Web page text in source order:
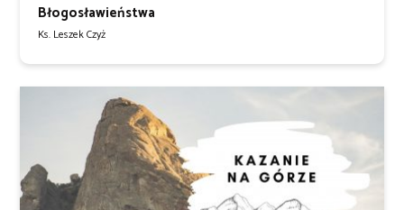
Błogosławieństwa
Ks. Leszek Czyż